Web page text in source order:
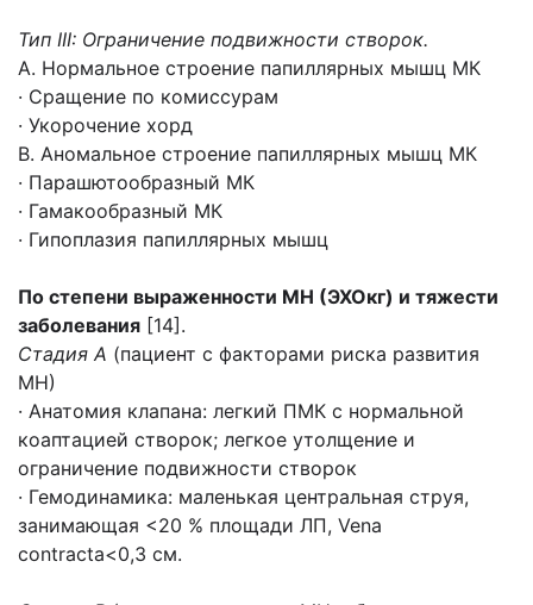
Тип III: Ограничение подвижности створок.
А. Нормальное строение папиллярных мышц МК
· Сращение по комиссурам
· Укорочение хорд
В. Аномальное строение папиллярных мышц МК
· Парашютообразный МК
· Гамакообразный МК
· Гипоплазия папиллярных мышц
По степени выраженности МН (ЭХОкг) и тяжести
заболевания [14].
Стадия А (пациент с факторами риска развития
МН)
· Анатомия клапана: легкий ПМК с нормальной
коаптацией створок; легкое утолщение и
ограничение подвижности створок
· Гемодинамика: маленькая центральная струя,
занимающая <20 % площади ЛП, Vena
contracta<0,3 см.